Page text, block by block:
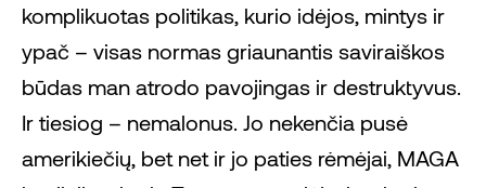
komplikuotas politikas, kurio idėjos, mintys ir
ypač – visas normas griaunantis saviraiškos
būdas man atrodo pavojingas ir destruktyvus.
Ir tiesiog – nemalonus. Jo nekenčia pusė
amerikiečių, bet net ir jo paties rėmėjai, MAGA